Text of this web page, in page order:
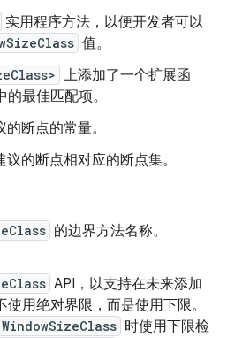
实用程序方法，以便开发者可以
值。
上添加了一个扩展函
最佳匹配项。
断点的常量。
的断点相对应的断点集。
的边界方法名称。
API，以支持在未来添加
用绝对界限，而是使用下限。
WindowSizeClass 时使用下限检